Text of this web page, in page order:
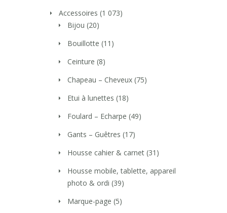
Accessoires (1 073)
Bijou (20)
Bouillotte (11)
Ceinture (8)
Chapeau – Cheveux (75)
Etui à lunettes (18)
Foulard – Echarpe (49)
Gants – Guêtres (17)
Housse cahier & carnet (31)
Housse mobile, tablette, appareil
photo & ordi (39)
Marque-page (5)